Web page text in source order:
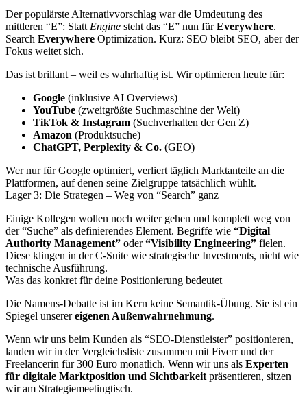
Der populärste Alternativvorschlag war die Umdeutung des
mittleren “E”: Statt Engine steht das “E” nun fürEverywhere.
Search Everywhere Optimization. Kurz: SEO bleibt SEO, aber der
Fokus weitet sich.
Das ist brillant – weil es wahrhaftig ist. Wir optimieren heute für:
Google (inklusive AI Overviews)
YouTube (zweitgrößte Suchmaschine der Welt)
TikTok & Instagram (Suchverhalten der Gen Z)
Amazon (Produktsuche)
ChatGPT, Perplexity & Co. (GEO)
Wer nur für Google optimiert, verliert täglich Marktanteile an die
Plattformen, auf denen seine Zielgruppe tatsächlich wühlt.
Lager 3: Die Strategen – Weg von “Search” ganz
Einige Kollegen wollen noch weiter gehen und komplett weg von
der “Suche” als definierendes Element. Begriffe wie “Digital
Authority Management” oder“Visibility Engineering” fielen.
Diese klingen in der C-Suite wie strategische Investments, nicht wie
technische Ausführung.
Was das konkret für deine Positionierung bedeutet
Die Namens-Debatte ist im Kern keine Semantik-Übung. Sie ist ein
Spiegel unserereigenen Außenwahrnehmung.
Wenn wir uns beim Kunden als “SEO-Dienstleister” positionieren,
landen wir in der Vergleichsliste zusammen mit Fiverr und der
Freelancerin für 300 Euro monatlich. Wenn wir uns als Experten
für digitale Marktposition und Sichtbarkeit präsentieren, sitzen
wir am Strategiemeetingtisch.